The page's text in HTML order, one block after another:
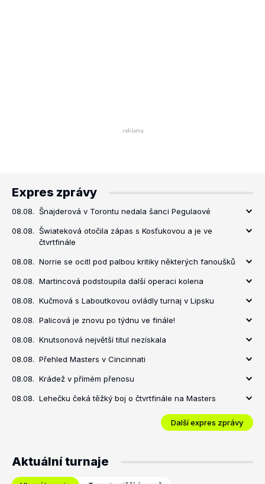
Expres zprávy
08.08. Šnajderová v Torontu nedala šanci Pegulaové
08.08. Šwiateková otočila zápas s Kosťukovou a je ve
čtvrtfinále
08.08. Norrie se ocitl pod palbou kritiky některých fanoušků
08.08. Martincová podstoupila další operaci kolena
08.08. Kučmová s Laboutkovou ovládly turnaj v Lipsku
08.08. Palicová je znovu po týdnu ve finále!
08.08. Knutsonová největší titul nezískala
08.08. Přehled Masters v Cincinnati
08.08. Krádež v přímém přenosu
08.08. Lehečku čeká těžký boj o čtvrtfinále na Masters
Další expres zprávy
Aktuální turnaje